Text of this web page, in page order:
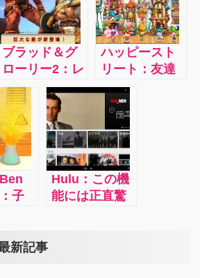
すという育成
ゲームです。
ゾンビたちに
は、それぞれ
説明があり、
例えばおばあ
ちゃんゾンビ
は「手作りマ
ドレーヌは孫
の大好物」
と、ゾンビと
は全く関係の
くれるものば
ほのぼのゲー
ム！目を見張
るほど美しい
グラフィック
に加え、「動
物を守ろう」
っていうテー
マに惹かれま
す！
ブラッド＆グ
ローリー2：レ
ジェンド：あ
と少しで死ん
でしまうとい
うときに、盾
の防御がなく
なったとき
は、もう手に
汗握るプレイ
ンプルなゲー
ハッピースト
リート：友達
機能もあり、
友人等と一緒
に遊んでお手
伝いをしあう
事で早く建物
が建てれたり
欲しいアイテ
ムの交換等も
子
！ベ
Hulu：この機
能には正直驚
新記事